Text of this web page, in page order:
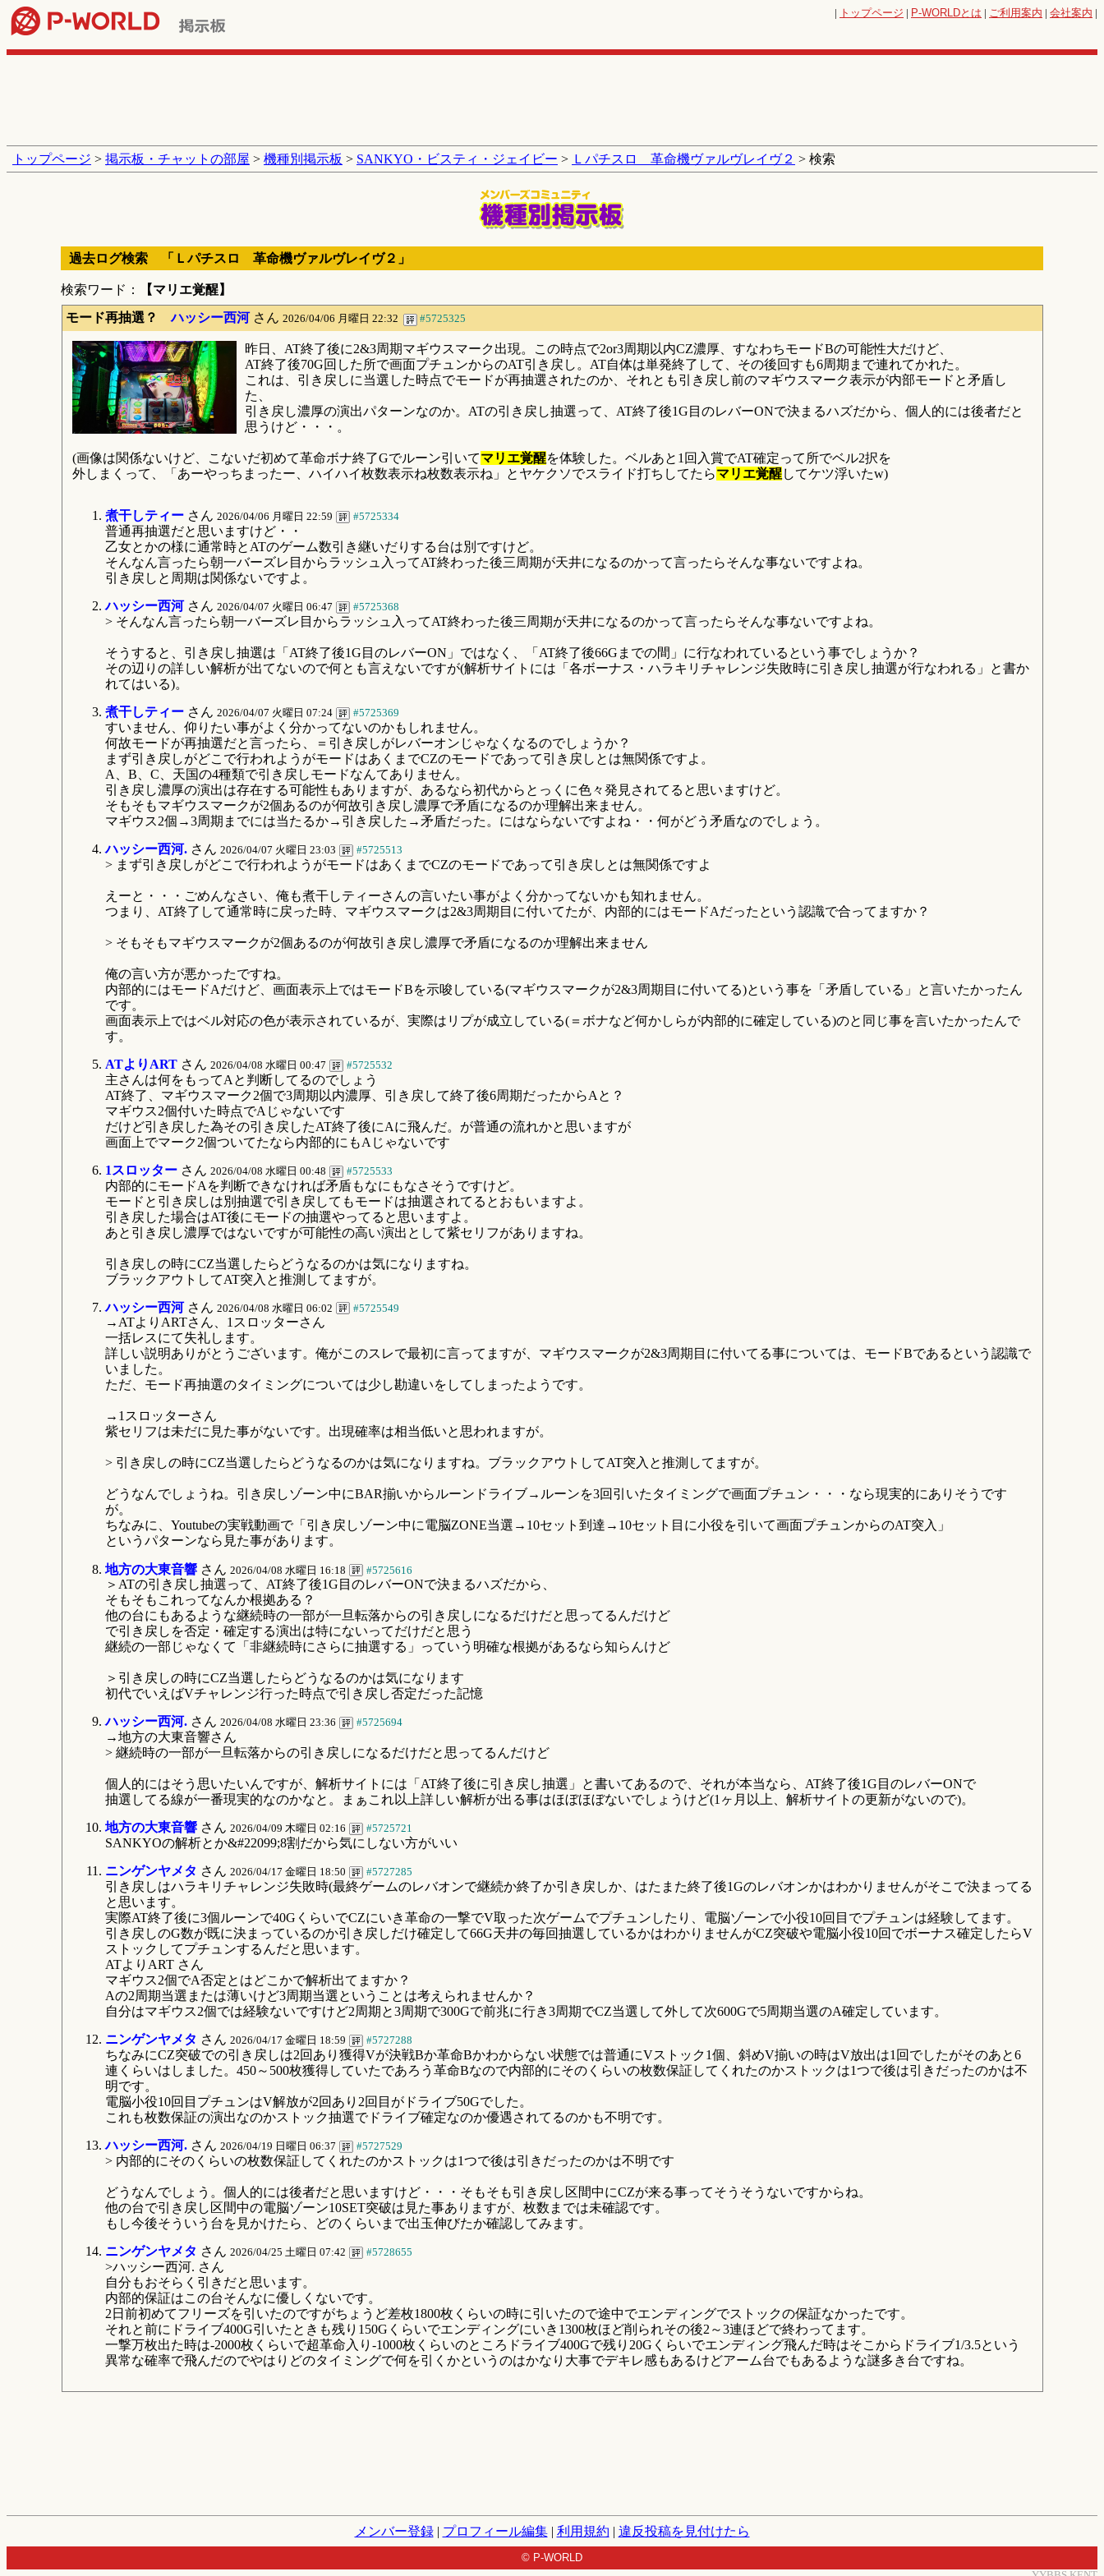
| トップページ | P-WORLDとは | ご利用案内 | 会社案内 |
トップページ > 掲示板・チャットの部屋 > 機種別掲示板 > SANKYO・ビスティ・ジェイビー > Ｌパチスロ 革命機ヴァルヴレイヴ２ > 検索
過去ログ検索 「Ｌパチスロ 革命機ヴァルヴレイヴ２」
検索ワード：
【マリエ覚醒】
モード再抽選？ハッシー西河さん 2026/04/06 月曜日 22:32 #5725325
昨日、AT終了後に2&3周期マギウスマーク出現。この時点で2or3周期以内CZ濃厚、すなわちモードBの可能性大だけど、
AT終了後70G回した所で画面プチュンからのAT引き戻し。AT自体は単発終了して、その後回すも6周期まで連れてかれた。
これは、引き戻しに当選した時点でモードが再抽選されたのか、それとも引き戻し前のマギウスマーク表示が内部モードと矛盾し
た、
引き戻し濃厚の演出パターンなのか。ATの引き戻し抽選って、AT終了後1G目のレバーONで決まるハズだから、個人的には後者だと
思うけど・・・。
(画像は関係ないけど、こないだ初めて革命ボナ終了Gでルーン引いてマリエ覚醒を体験した。ベルあと1回入賞でAT確定って所でベル2択を
外しまくって、「あーやっちまったー、ハイハイ枚数表示ね枚数表示ね」とヤケクソでスライド打ちしてたらマリエ覚醒してケツ浮いたw)
煮干しティーさん 2026/04/06 月曜日 22:59 #5725334
普通再抽選だと思いますけど・・
乙女とかの様に通常時とATのゲーム数引き継いだりする台は別ですけど。
そんなん言ったら朝一バーズレ目からラッシュ入ってAT終わった後三周期が天井になるのかって言ったらそんな事ないですよね。
引き戻しと周期は関係ないですよ。
ハッシー西河さん 2026/04/07 火曜日 06:47 #5725368
> そんなん言ったら朝一バーズレ目からラッシュ入ってAT終わった後三周期が天井になるのかって言ったらそんな事ないですよね。
そうすると、引き戻し抽選は「AT終了後1G目のレバーON」ではなく、「AT終了後66Gまでの間」に行なわれているという事でしょうか？
その辺りの詳しい解析が出てないので何とも言えないですが(解析サイトには「各ボーナス・ハラキリチャレンジ失敗時に引き戻し抽選が行なわれる」と書か
れてはいる)。
煮干しティーさん 2026/04/07 火曜日 07:24 #5725369
すいません、仰りたい事がよく分かってないのかもしれません。
何故モードが再抽選だと言ったら、＝引き戻しがレバーオンじゃなくなるのでしょうか？
まず引き戻しがどこで行われようがモードはあくまでCZのモードであって引き戻しとは無関係ですよ。
A、B、C、天国の4種類で引き戻しモードなんてありません。
引き戻し濃厚の演出は存在する可能性もありますが、あるなら初代からとっくに色々発見されてると思いますけど。
そもそもマギウスマークが2個あるのが何故引き戻し濃厚で矛盾になるのか理解出来ません。
マギウス2個→3周期までには当たるか→引き戻した→矛盾だった。にはならないですよね・・何がどう矛盾なのでしょう。
ハッシー西河.さん 2026/04/07 火曜日 23:03 #5725513
> まず引き戻しがどこで行われようがモードはあくまでCZのモードであって引き戻しとは無関係ですよ
えーと・・・ごめんなさい、俺も煮干しティーさんの言いたい事がよく分かってないかも知れません。
つまり、AT終了して通常時に戻った時、マギウスマークは2&3周期目に付いてたが、内部的にはモードAだったという認識で合ってますか？
> そもそもマギウスマークが2個あるのが何故引き戻し濃厚で矛盾になるのか理解出来ません
俺の言い方が悪かったですね。
内部的にはモードAだけど、画面表示上ではモードBを示唆している(マギウスマークが2&3周期目に付いてる)という事を「矛盾している」と言いたかったん
です。
画面表示上ではベル対応の色が表示されているが、実際はリプが成立している(＝ボナなど何かしらが内部的に確定している)のと同じ事を言いたかったんで
す。
ATよりARTさん 2026/04/08 水曜日 00:47 #5725532
主さんは何をもってAと判断してるのでしょう
AT終了、マギウスマーク2個で3周期以内濃厚、引き戻して終了後6周期だったからAと？
マギウス2個付いた時点でAじゃないです
だけど引き戻した為その引き戻したAT終了後にAに飛んだ。が普通の流れかと思いますが
画面上でマーク2個ついてたなら内部的にもAじゃないです
1スロッターさん 2026/04/08 水曜日 00:48 #5725533
内部的にモードAを判断できなければ矛盾もなにもなさそうですけど。
モードと引き戻しは別抽選で引き戻してもモードは抽選されてるとおもいますよ。
引き戻した場合はAT後にモードの抽選やってると思いますよ。
あと引き戻し濃厚ではないですが可能性の高い演出として紫セリフがありますね。
引き戻しの時にCZ当選したらどうなるのかは気になりますね。
ブラックアウトしてAT突入と推測してますが。
ハッシー西河さん 2026/04/08 水曜日 06:02 #5725549
→ATよりARTさん、1スロッターさん
一括レスにて失礼します。
詳しい説明ありがとうございます。俺がこのスレで最初に言ってますが、マギウスマークが2&3周期目に付いてる事については、モードBであるという認識で
いました。
ただ、モード再抽選のタイミングについては少し勘違いをしてしまったようです。
→1スロッターさん
紫セリフは未だに見た事がないです。出現確率は相当低いと思われますが。
> 引き戻しの時にCZ当選したらどうなるのかは気になりますね。ブラックアウトしてAT突入と推測してますが。
どうなんでしょうね。引き戻しゾーン中にBAR揃いからルーンドライブ→ルーンを3回引いたタイミングで画面プチュン・・・なら現実的にありそうです
が。
ちなみに、Youtubeの実戦動画で「引き戻しゾーン中に電脳ZONE当選→10セット到達→10セット目に小役を引いて画面プチュンからのAT突入」
というパターンなら見た事があります。
地方の大東音響さん 2026/04/08 水曜日 16:18 #5725616
＞ATの引き戻し抽選って、AT終了後1G目のレバーONで決まるハズだから、
そもそもこれってなんか根拠ある？
他の台にもあるような継続時の一部が一旦転落からの引き戻しになるだけだと思ってるんだけど
で引き戻しを否定・確定する演出は特にないってだけだと思う
継続の一部じゃなくて「非継続時にさらに抽選する」っていう明確な根拠があるなら知らんけど
＞引き戻しの時にCZ当選したらどうなるのかは気になります
初代でいえばVチャレンジ行った時点で引き戻し否定だった記憶
ハッシー西河.さん 2026/04/08 水曜日 23:36 #5725694
→地方の大東音響さん
> 継続時の一部が一旦転落からの引き戻しになるだけだと思ってるんだけど
個人的にはそう思いたいんですが、解析サイトには「AT終了後に引き戻し抽選」と書いてあるので、それが本当なら、AT終了後1G目のレバーONで
抽選してる線が一番現実的なのかなと。まぁこれ以上詳しい解析が出る事はほぼほぼないでしょうけど(1ヶ月以上、解析サイトの更新がないので)。
地方の大東音響さん 2026/04/09 木曜日 02:16 #5725721
SANKYOの解析とか&#22099;8割だから気にしない方がいい
ニンゲンヤメタ さん 2026/04/17 金曜日 18:50 #5727285
引き戻しはハラキリチャレンジ失敗時(最終ゲームのレバオンで継続か終了か引き戻しか、はたまた終了後1Gのレバオンかはわかりませんがそこで決まってる
と思います。
実際AT終了後に3個ルーンで40GくらいでCZにいき革命の一撃でV取った次ゲームでプチュンしたり、電脳ゾーンで小役10回目でプチュンは経験してます。
引き戻しのG数が既に決まっているのか引き戻しだけ確定して66G天井の毎回抽選しているかはわかりませんがCZ突破や電脳小役10回でボーナス確定したらV
ストックしてプチュンするんだと思います。
ATよりART さん
マギウス2個でA否定とはどこかで解析出てますか？
Aの2周期当選または薄いけど3周期当選ということは考えられませんか？
自分はマギウス2個では経験ないですけど2周期と3周期で300Gで前兆に行き3周期でCZ当選して外して次600Gで5周期当選のA確定しています。
ニンゲンヤメタ さん 2026/04/17 金曜日 18:59 #5727288
ちなみにCZ突破での引き戻しは2回あり獲得Vが決戦Bか革命Bかわからない状態では普通にVストック1個、斜めV揃いの時はV放出は1回でしたがそのあと6
連くらいはしました。450～500枚獲得していたであろう革命Bなので内部的にそのくらいの枚数保証してくれたのかストックは1つで後は引きだったのかは不
明です。
電脳小役10回目プチュンはV解放が2回あり2回目がドライブ50Gでした。
これも枚数保証の演出なのかストック抽選でドライブ確定なのか優遇されてるのかも不明です。
ハッシー西河.さん 2026/04/19 日曜日 06:37 #5727529
> 内部的にそのくらいの枚数保証してくれたのかストックは1つで後は引きだったのかは不明です
どうなんでしょう。個人的には後者だと思いますけど・・・そもそも引き戻し区間中にCZが来る事ってそうそうないですからね。
他の台で引き戻し区間中の電脳ゾーン10SET突破は見た事ありますが、枚数までは未確認です。
もし今後そういう台を見かけたら、どのくらいまで出玉伸びたか確認してみます。
ニンゲンヤメタ さん 2026/04/25 土曜日 07:42 #5728655
>ハッシー西河. さん
自分もおそらく引きだと思います。
内部的保証はこの台そんなに優しくないです。
2日前初めてフリーズを引いたのですがちょうど差枚1800枚くらいの時に引いたので途中でエンディングでストックの保証なかったです。
それと前にドライブ400G引いたときも残り150Gくらいでエンディングにいき1300枚ほど削られその後2～3連ほどで終わってます。
一撃万枚出た時は-2000枚くらいで超革命入り-1000枚くらいのところドライブ400Gで残り20Gくらいでエンディング飛んだ時はそこからドライブ1/3.5という
異常な確率で飛んだのでやはりどのタイミングで何を引くかというのはかなり大事でデキレ感もあるけどアーム台でもあるような謎多き台ですね。
メンバー登録| プロフィール編集| 利用規約 | 違反投稿を見付けたら
© P-WORLD